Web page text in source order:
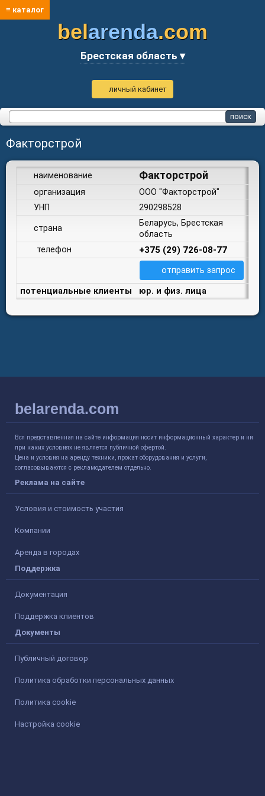
≡ каталог
belarenda.com
Брестская область ▾
личный кабинет
Факторстрой
наименование Факторстрой
организация
ООО "Факторстрой"
УНП
290298528
страна
Беларусь, Брестская
область
телефон
+375 (29) 726-08-77
отправить запрос
потенциальные клиенты юр. и физ. лица
belarenda.com
Вся представленная на сайте информация носит информационный характер и ни
при каких условиях не является публичной офертой.
Цена и условия на аренду техники, прокат оборудования и услуги,
согласовываются с рекламодателем отдельно.
Реклама на сайте
Условия и стоимость участия
Компании
Аренда в городах
Поддержка
Документация
Поддержка клиентов
Документы
Публичный договор
Политика обработки персональных данных
Политика cookie
Настройка cookie